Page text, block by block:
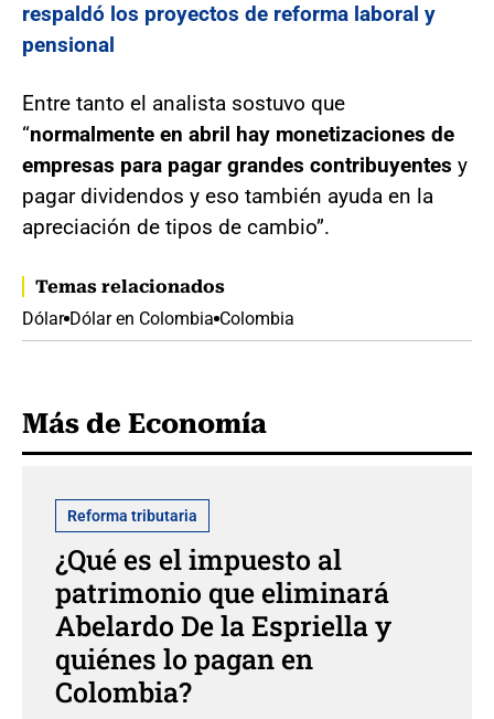
respaldó los proyectos de reforma laboral y
pensional
Entre tanto el analista sostuvo que
“normalmente en abril hay monetizaciones de
empresas para pagar grandes contribuyentes y
pagar dividendos y eso también ayuda en la
apreciación de tipos de cambio”.
Temas relacionados
Dólar Dólar en Colombia Colombia
Más de Economía
Reforma tributaria
¿Qué es el impuesto al
patrimonio que eliminará
Abelardo De la Espriella y
quiénes lo pagan en
Colombia?